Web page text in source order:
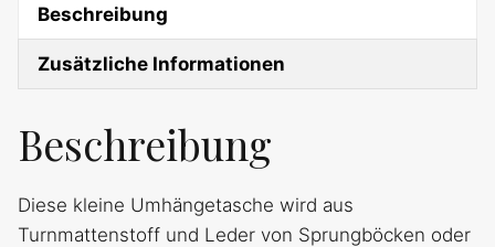
Beschreibung
Zusätzliche Informationen
Beschreibung
Diese kleine Umhängetasche wird aus
Turnmattenstoff und Leder von Sprungböcken oder